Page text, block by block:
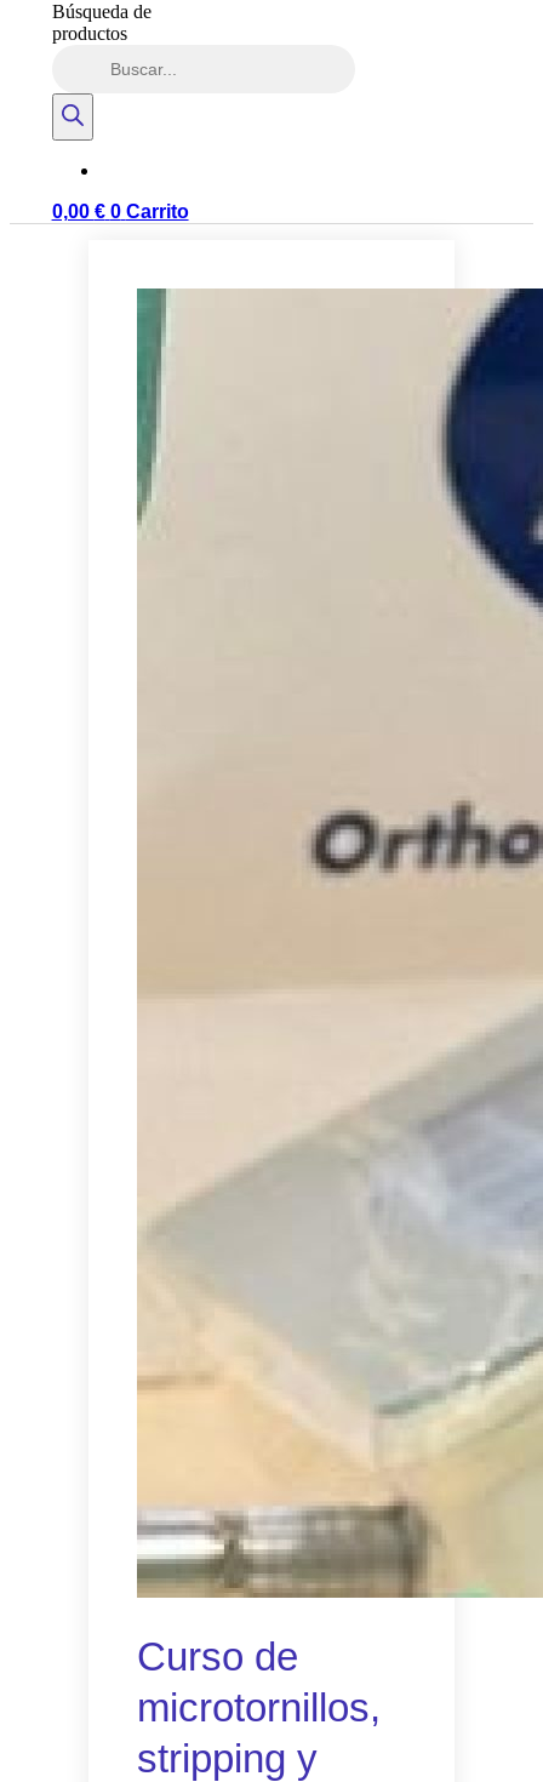
Búsqueda de
productos
0,00 € 0 Carrito
Curso de
microtornillos,
stripping y